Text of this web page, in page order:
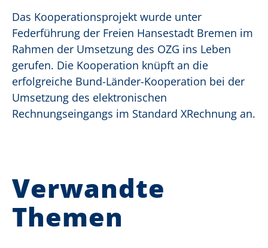
Das Kooperationsprojekt wurde unter
Federführung der Freien Hansestadt Bremen im
Rahmen der Umsetzung des OZG ins Leben
gerufen. Die Kooperation knüpft an die
erfolgreiche Bund-Länder-Kooperation bei der
Umsetzung des elektronischen
Rechnungseingangs im Standard XRechnung an.
Verwandte
Themen